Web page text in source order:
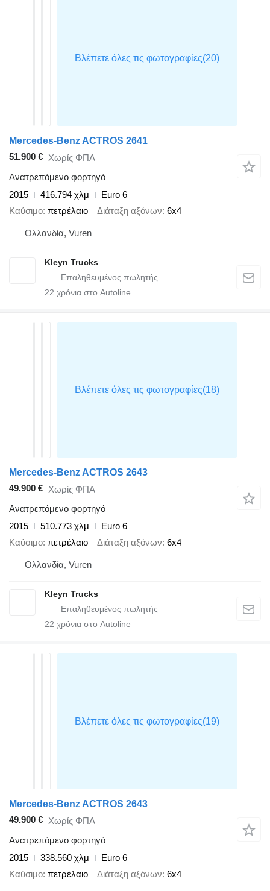
Mercedes-Benz ACTROS 2641
51.900 € Χωρίς ΦΠΑ
Ανατρεπόμενο φορτηγό
2015
416.794 χλμ
Euro 6
Καύσιμο πετρέλαιο Διάταξη αξόνων 6x4
Ολλανδία, Vuren
Kleyn Trucks
22 χρόνια στο Autoline
Mercedes-Benz ACTROS 2643
49.900 € Χωρίς ΦΠΑ
Ανατρεπόμενο φορτηγό
2015
510.773 χλμ
Euro 6
Καύσιμο πετρέλαιο Διάταξη αξόνων 6x4
Ολλανδία, Vuren
Kleyn Trucks
22 χρόνια στο Autoline
Mercedes-Benz ACTROS 2643
49.900 € Χωρίς ΦΠΑ
Ανατρεπόμενο φορτηγό
2015
338.560 χλμ
Euro 6
Καύσιμο πετρέλαιο Διάταξη αξόνων 6x4